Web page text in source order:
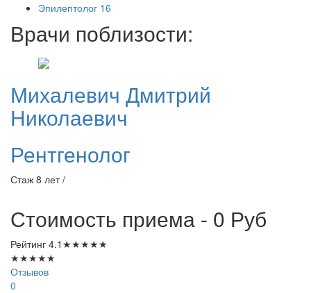
Эпилептолог 16
Врачи поблизости:
Михалевич Дмитрий
Николаевич
Рентгенолог
Стаж 8 лет /
Стоимость приема - 0 Руб
Рейтинг 4.1 ★★★★★
★★★★★
Отзывов
0